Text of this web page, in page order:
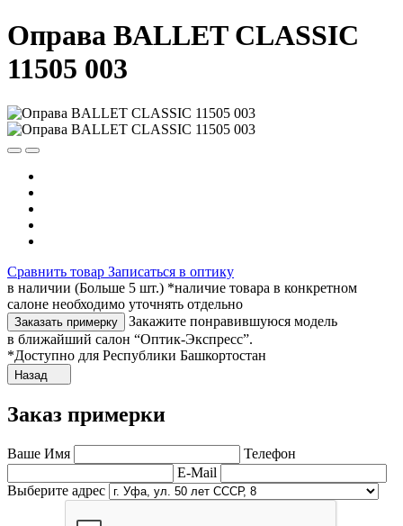
Оправа BALLET CLASSIC
11505 003
Сравнить товар Записаться в оптику
в наличии (Больше 5 шт.) *наличие товара в конкретном
салоне необходимо уточнять отдельно
Заказать примерку
Закажите понравившуюся модель
в ближайший салон “Оптик-Экспресс”.
*Доступно для Республики Башкортостан
Назад
Заказ примерки
Ваше Имя
Телефон
E-Mail
Выберите адрес